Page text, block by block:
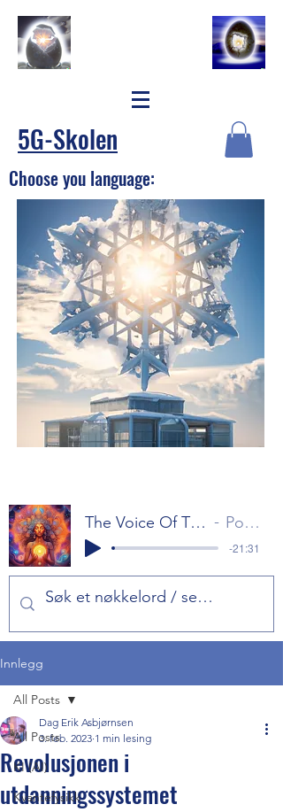
5G-Skolen
Choose you language:
The Voice Of The Gods Part 1 Popol Vuh
-21:31
Innlegg
All Posts
KI (AI)
Kvantefysikk
All Posts
Revolusjonen i
utdanningssystemet
Dag Erik Asbjørnsen
3. feb. 2023 1 min lesing